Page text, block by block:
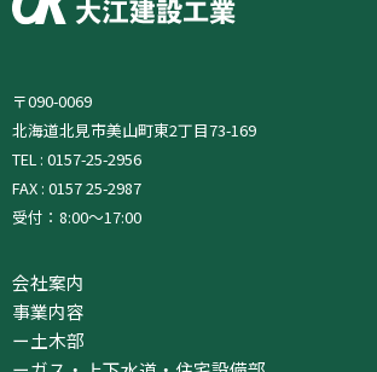
〒090-0069
北海道北見市美山町東2丁目73-169
TEL : 0157-25-2956
FAX : 0157 25-2987
受付：8:00～17:00
会社案内
事業内容
ー土木部